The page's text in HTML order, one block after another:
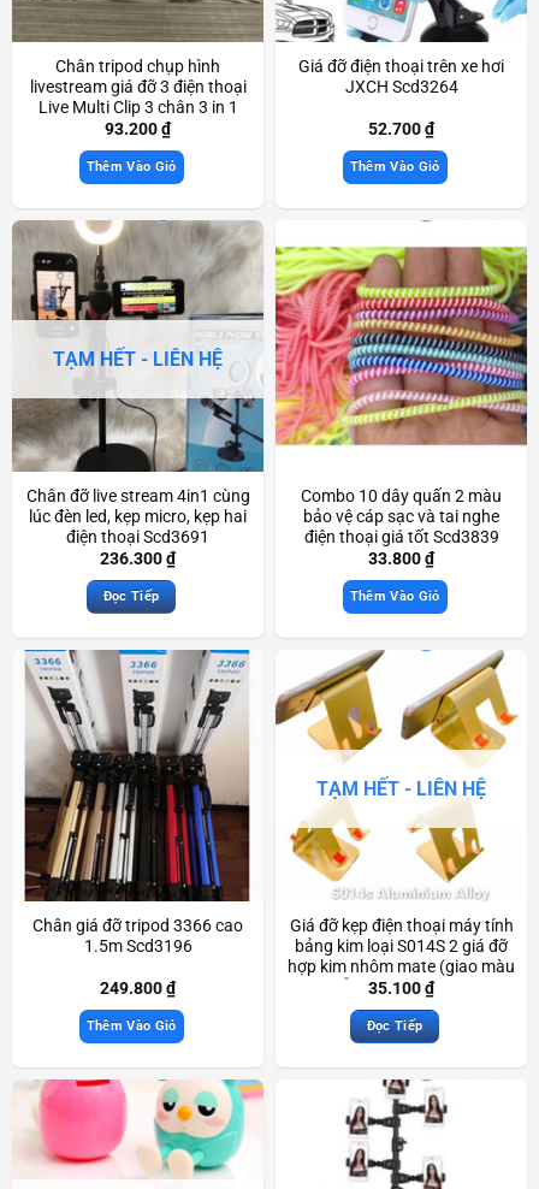
Chân tripod chụp hình
livestream giá đỡ 3 điện thoại
Live Multi Clip 3 chân 3 in 1
xoay 360 độ Scd3533
93.200₫
Thêm Vào Giỏ
Giá đỡ điện thoại trên xe hơi
JXCH Scd3264
52.700₫
Thêm Vào Giỏ
TẠM HẾT - LIÊN HỆ
Chân đỡ live stream 4in1 cùng
lúc đèn led, kẹp micro, kẹp hai
điện thoại Scd3691
236.300₫
Đọc Tiếp
Combo 10 dây quấn 2 màu
bảo vệ cáp sạc và tai nghe
điện thoại giá tốt Scd3839
33.800₫
Thêm Vào Giỏ
Chân giá đỡ tripod 3366 cao
1.5m Scd3196
249.800₫
Thêm Vào Giỏ
TẠM HẾT - LIÊN HỆ
Giá đỡ kẹp điện thoại máy tính
bảng kim loại S014S 2 giá đỡ
hợp kim nhôm mate (giao màu
ngẫu nhiên) Scd3229
35.100₫
Đọc Tiếp